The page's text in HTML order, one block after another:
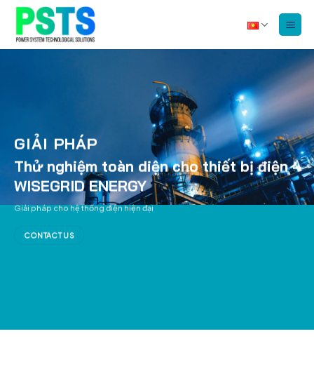
GIẢI PHÁP
Thử nghiệm toàn diện cho thiết bị điện–
WISEGRID ENERGY
Giải pháp cho hệ thống điện hiện đại
CONTACT US